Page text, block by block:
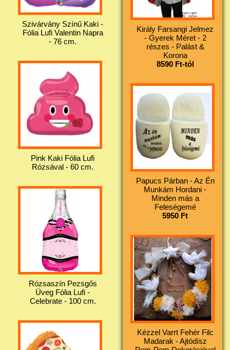
Szivárvány Színű Kaki -
Fólia Lufi Valentin Napra
- 76 cm.
Pink Kaki Fólia Lufi
Rózsával - 60 cm.
Rózsaszín Pezsgős
Üveg Fólia Lufi -
Celebrate - 100 cm.
Király Farsangi Jelmez
- Gyerek Méret - 2
részes - Palást &
Korona
8590 Ft-tól
Papucs Párban - Az Én
Munkám Hordani -
Minden más a
Feleségemé
5950 Ft
Kézzel Varrt Fehér Filc
Madarak - Ajtódísz